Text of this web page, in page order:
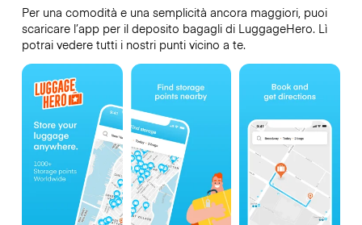
Per una comodità e una semplicità ancora maggiori, puoi
scaricare l’app per il deposito bagagli di LuggageHero. Lì
potrai vedere tutti i nostri punti vicino a te.